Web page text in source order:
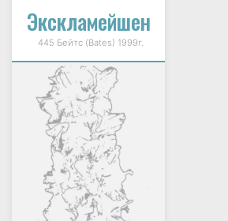
Экскламейшен
445 Бейтс (Bates) 1999г.